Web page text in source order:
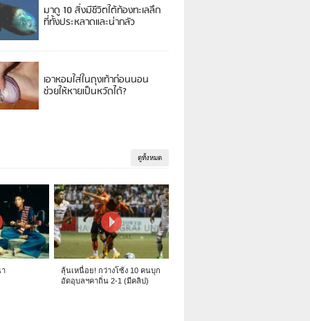
มาดู 10 สิ่งมีชีวิตใต้ท้องทะเลลึก
ที่ทั้งประหลาดและน่ากลัว
เอาหอมใส่ในถุงเท้าก่อนนอน
ช่วยให้หายเป็นหวัดได้?
ดูทั้งหมด
ลุ้นเหนื่อย! กว่างโซ้ง 10 คนบุก
อัดอุบลฯคาถิ่น 2-1 (มีคลิป)